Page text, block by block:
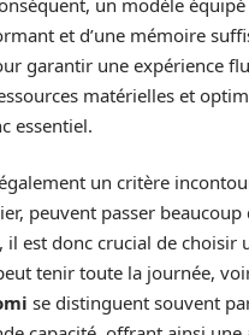
et d’une mémoire
garantir une expérience
matérielles et
essentiel.
un critère
peuvent passer beaucoup
il est donc crucial de choisir
tenir toute la journée,
se distinguent souvent